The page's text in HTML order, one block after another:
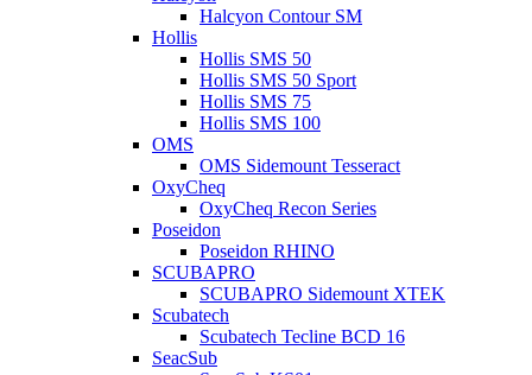
Halcyon Contour SM
Hollis
Hollis SMS 50
Hollis SMS 50 Sport
Hollis SMS 75
Hollis SMS 100
OMS
OMS Sidemount Tesseract
OxyCheq
OxyCheq Recon Series
Poseidon
Poseidon RHINO
SCUBAPRO
SCUBAPRO Sidemount XTEK
Scubatech
Scubatech Tecline BCD 16
SeacSub